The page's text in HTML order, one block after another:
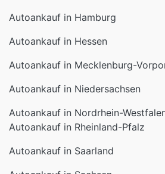
Autoankauf in Hamburg
Autoankauf in Hessen
Autoankauf in Mecklenburg-
Autoankauf in Niedersachsen
Autoankauf in Nordrhein-
Autoankauf in Rheinland-Pfalz
Autoankauf in Saarland